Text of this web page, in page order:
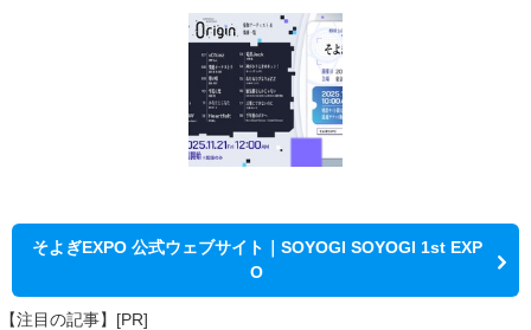
そよぎEXPO 公式ウェブサイト｜SOYOGI SOYOGI 1st EXP
O
【注目の記事】[PR]